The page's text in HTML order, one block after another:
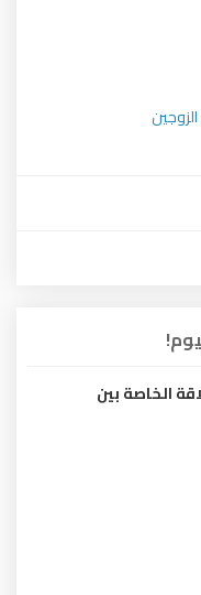
الخاصة بين